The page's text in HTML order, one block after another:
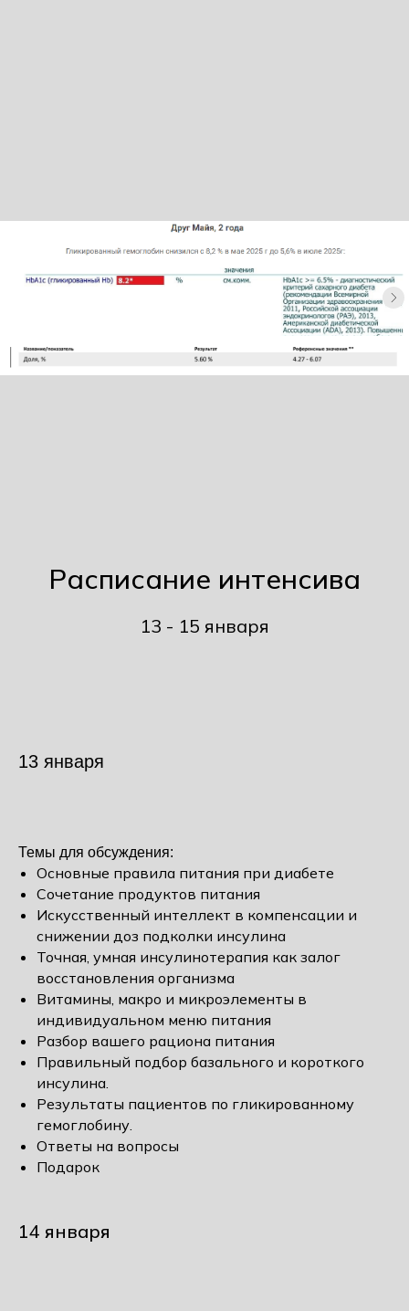
Расписание интенсива
13 - 15 января
13 января
Темы для обсуждения:
Основные правила питания при диабете
Сочетание продуктов питания
Искусственный интеллект в компенсации и
снижении доз подколки инсулина
Точная, умная инсулинотерапия как залог
восстановления организма
Витамины, макро и микроэлементы в
индивидуальном меню питания
Разбор вашего рациона питания
Правильный подбор базального и короткого
инсулина.
Результаты пациентов по гликированному
гемоглобину.
Ответы на вопросы
Подарок
14 января